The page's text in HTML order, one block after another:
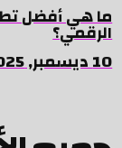
ما هي أفضل
الرقمي؟
10 ديسمبر, 2025